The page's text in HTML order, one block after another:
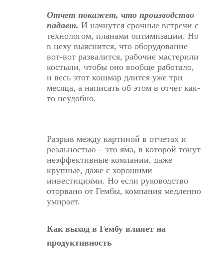
Отчет покажет, что производство
падает. И начнутся срочные встречи с
технологом, планами оптимизации. Но
в цеху выяснится, что оборудование
вот-вот развалится, рабочие мастерили
костыли, чтобы оно вообще работало,
и весь этот кошмар длится уже три
месяца, а написать об этом в отчет как-
то неудобно.
Разрыв между картиной в отчетах и
реальностью – это яма, в которой тонут
неэффективные компании, даже
крупные, даже с хорошими
инвестициями. Но если руководство
оторвано от Гембы, компания медленно
умирает.
Как выход в Гембу влияет на
продуктивность